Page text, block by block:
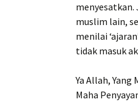
menyesatkan.
muslim lain,
menilai
tidak masuk
Ya Allah, Yang
Maha